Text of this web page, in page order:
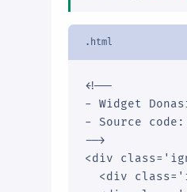
}
background-
border-
color:
display:
  gap: 1rem;
padding:
<!--
- Widget
- Source
-->
<div
<div